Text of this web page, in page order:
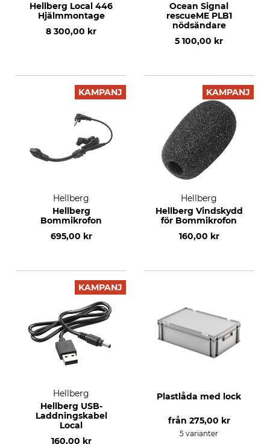
Hellberg Local 446
Hjälmmontage
8 300,00 kr
Ocean Signal
rescueME PLB1
nödsändare
5 100,00 kr
KAMPANJ
Hellberg
Hellberg
Bommikrofon
695,00 kr
KAMPANJ
Hellberg
Hellberg Vindskydd
för Bommikrofon
160,00 kr
KAMPANJ
Hellberg
Hellberg USB-
Laddningskabel
Local
160,00 kr
Plastlåda med lock
från 275,00 kr
5 varianter